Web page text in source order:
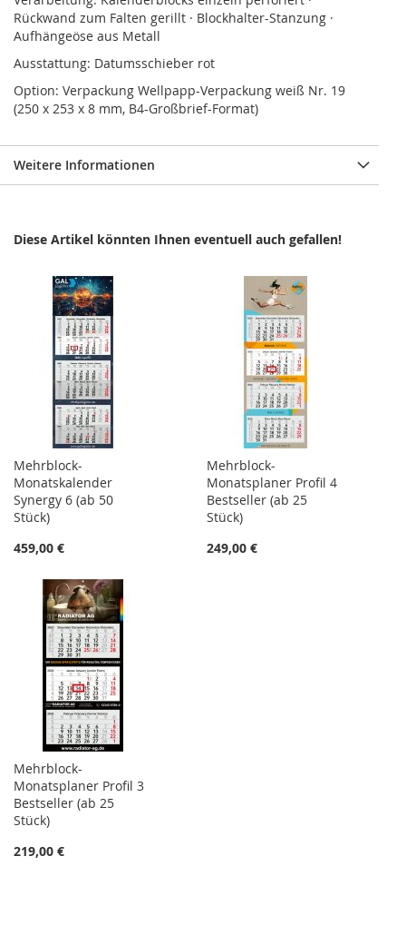
Rückwand zum Falten gerillt · Blockhalter-Stanzung ·
Aufhängeöse aus Metall
Ausstattung: Datumsschieber rot
Option: Verpackung Wellpapp-Verpackung weiß Nr. 19
(250 x 253 x 8 mm, B4-Großbrief-Format)
Weitere Informationen
Diese Artikel könnten Ihnen eventuell auch gefallen!
Mehrblock-
Monatskalender
Synergy 6 (ab 50
Stück)
459,00 €
Mehrblock-
Monatsplaner Profil 4
Bestseller (ab 25
Stück)
249,00 €
Mehrblock-
Monatsplaner Profil 3
Bestseller (ab 25
Stück)
219,00 €